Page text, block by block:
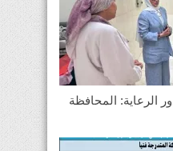
الرعاية: المحافظة